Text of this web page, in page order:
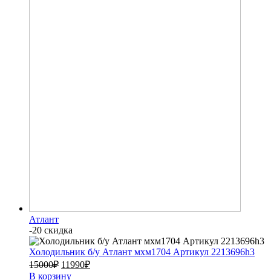
Атлант
-20 скидка
Холодильник б/у Атлант мхм1704 Артикул 2213696h3
15000₽ 11990₽
В корзину